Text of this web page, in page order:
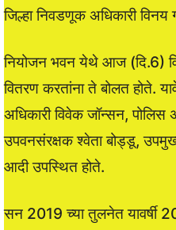
जिल्हा निवडणूक अधिकारी विनय
नियोजन भवन येथे आज (दि.6)
वितरण करतांना ते बोलत होते.
अधिकारी विवेक जॉन्सन, पोलिस
उपवनसंरक्षक श्वेता बोड्डू,
आदी उपस्थित होते.
सन 2019 च्या तुलनेत यावर्षी